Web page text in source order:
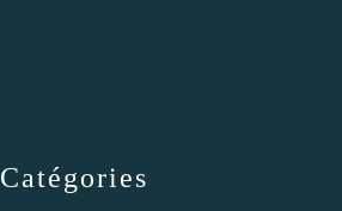
Catégories